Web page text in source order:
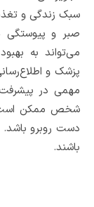
سبک زندگی و
صبر و پیوستگی
می‌تواند به
پزشک و
مهمی در پیشرفت
شخص ممکن است
دست روبرو باشد.
باشند.